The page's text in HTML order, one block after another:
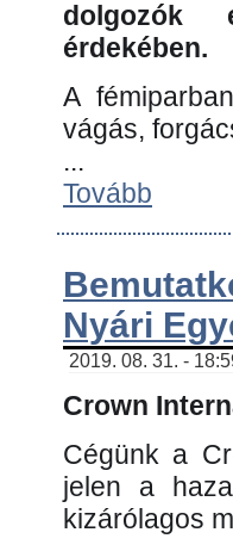
dolgozók
érdekében.
A
vágás,
...
Tovább
Nyári
2019. 08. 31. -
Crown
Cégünk a
jelen a
kizárólagos